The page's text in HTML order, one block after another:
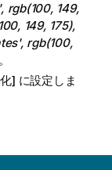
rgb(100, 149,
149, 175),
rgb(100,
] に設定しま